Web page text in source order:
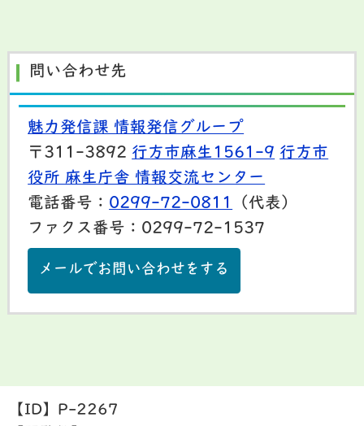
問い合わせ先
魅力発信課 情報発信グループ
〒311-3892 行方市麻生1561-9 行方市
役所 麻生庁舎 情報交流センター
電話番号： 0299-72-0811
（代表）
ファクス番号：0299-72-1537
メールでお問い合わせをする
【ID】 P-2267